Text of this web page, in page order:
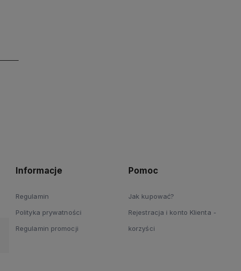
Informacje
Regulamin
Polityka prywatności
Regulamin promocji
Pomoc
Jak kupować?
Rejestracja i konto Klienta -
korzyści